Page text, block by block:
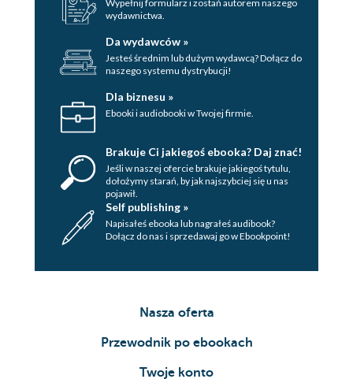
Wypełnij formularz i zostań autorem naszego
wydawnictwa.
Da wydawców »
Jesteś średnim lub dużym wydawcą? Dołącz do
naszego systemu dystrybucji!
Dla biznesu »
Ebooki i audiobooki w Twojej firmie.
Brakuje Ci jakiegoś ebooka? Daj znać!
Jeśli w naszej ofercie brakuje jakiegoś tytulu,
dołożymy starań, by jak najszybciej się u nas
pojawił.
Self publishing »
Napisałeś ebooka lub nagrałeś audibook?
Dołącz do nas i sprzedawaj go w Ebookpoint!
Nasza oferta
Przewodnik po ebookach
Twoje konto